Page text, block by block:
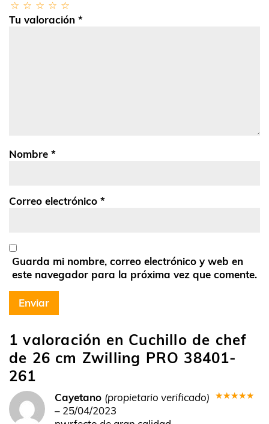
1 valoración en Cuchillo de chef
de 26 cm Zwilling PRO 38401-
261
Cayetano (propietario verificado)
– 25/04/2023
Tu valoración *
Nombre *
Correo electrónico *
Guarda mi nombre, correo electrónico y web en
este navegador para la próxima vez que comente.